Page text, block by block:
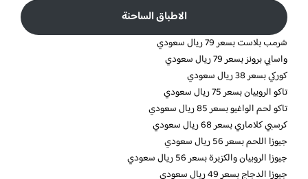
الاطباق الساحنة
شرمب بلاست بسعر 79 ريال سعودي
واسابي برونز بسعر 79 ريال سعودي
كوركي بسعر 38 ريال سعودي
تاكو الروبيان بسعر 75 ريال سعودي
تاكو لحم الواغيو بسعر 85 ريال سعودي
كرسبي كلاماري بسعر 68 ريال سعودي
جيوزا اللحم بسعر 56 ريال سعودي
جيوزا الروبيان والكزبرة بسعر 56 ريال سعودي
جيوزا الدجاج بسعر 49 ريال سعودي